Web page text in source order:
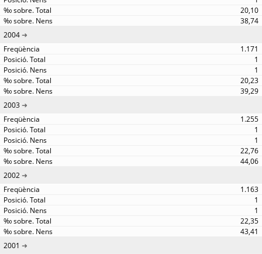
20,10
38,74
2004
1.171
1
1
20,23
39,29
2003
1.255
1
1
22,76
44,06
2002
1.163
1
1
22,35
43,41
2001